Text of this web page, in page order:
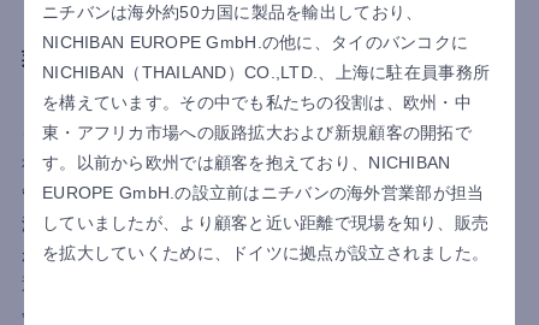
日本のキャラクターグッズを世界に届ける上場企
業が直面した、 アメリカ拠点における表計算ソフ
トでの会計・販売管理の限界と、その解決策
クレーンゲーム景品やキャラクター雑貨を企画販売する株式会
社エスケイジャパン。アメリカ拠点の成長に伴い、会計・販売
管理を表計算ソフトで行う体制に限界が生じ、入力ミスや請求
漏れ、在庫・残高のリアルタイム把握が困難になるなどの課題
が顕在化しました。内部統制強化も見据え、ドル建てを含む多
通貨対応と日本語UIを評価しmultibookを導入。受注から請求、
会計までを一元化し、業務負担とミスを削減。リアルタイムな
ニチバンは海外約50カ国に製品を輸出しており、
NICHIBAN EUROPE GmbH.の他に、タイのバンコクに
NICHIBAN（THAILAND）CO.,LTD.、上海に駐在員事務所
を構えています。その中でも私たちの役割は、欧州・中
東・アフリカ市場への販路拡大および新規顧客の開拓で
す。以前から欧州では顧客を抱えており、NICHIBAN
EUROPE GmbH.の設立前はニチバンの海外営業部が担当
していましたが、より顧客と近い距離で現場を知り、販売
を拡大していくために、ドイツに拠点が設立されました。